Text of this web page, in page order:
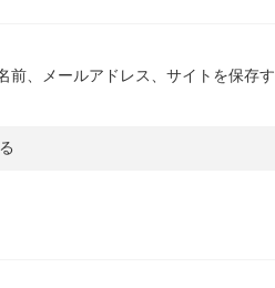
前、メールアドレス、サイトを保存す